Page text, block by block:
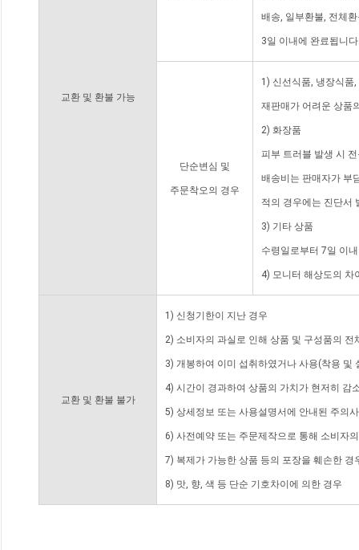
교환 및 환불 가능
배송, 일부환불, 전체
3일 이내에 완료됩니
단순변심 및
주문착오의 경우
1) 신선식품, 냉장식품
재판매가 어려운 상품
2) 화장품
피부 트러블 발생 시
배송비는 판매자가 부
적의 경우에는 진단서
3) 기타 상품
수령일로부터 7일 이
4) 모니터 해상도의 차
교환 및 환불 불가
1) 신청기한이 지난 경우
2) 소비자의 과실로 인해 상품 및 구성품의
3) 개봉하여 이미 섭취하였거나 사용(착용 및
4) 시간이 경과하여 상품의 가치가 현저히 감
5) 상세정보 또는 사용설명서에 안내된 주의
6) 사전예약 또는 주문제작으로 통해 소비자
7) 복제가 가능한 상품 등의 포장을 훼손한 경
8) 맛, 향, 색 등 단순 기호차이에 의한 경우